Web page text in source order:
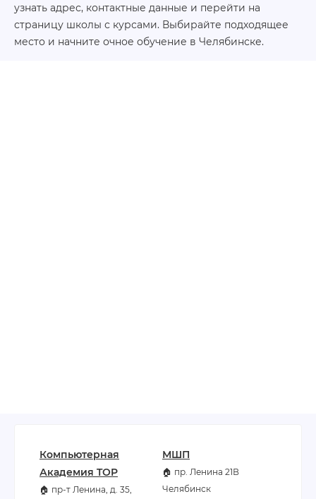
узнать адрес, контактные данные и перейти на
страницу школы с курсами. Выбирайте подходящее
место и начните очное обучение в Челябинске.
Компьютерная
Академия TOP
🏠 пр-т Ленина, д. 35,
МШП
🏠 пр. Ленина 21В
Челябинск